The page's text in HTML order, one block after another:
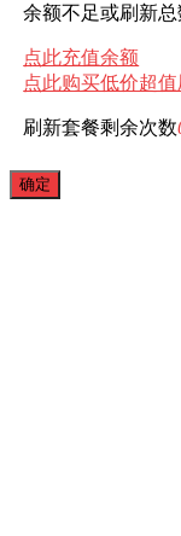
余额不足或刷新
点此充值余额
点此购买低价超
刷新套餐剩余次数